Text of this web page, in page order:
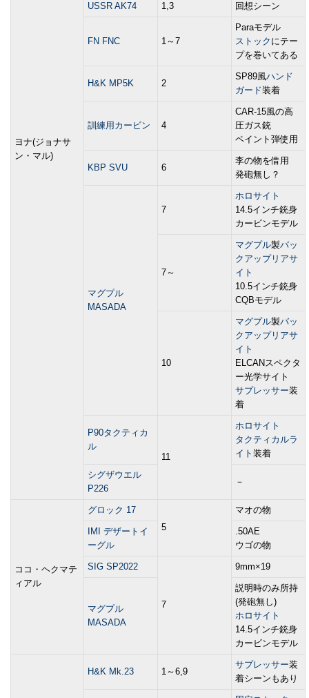
ヨナ(ジョナサ
ン・マル)
USSR AK74 1,3 回想シーン
FN FNC 1～7
Paraモデル
ストック にテー
プを巻いてある
H&K MP5K 2
SP89風ハンド
ガード装着
訓練用カービン 4
CAR-15風の高
圧ガス銃
ペイント弾使用
KBP SVU 6
李の物を借用
発砲無し？
マグプル
MASADA
7
ホロサイト
14.5インチ銃身
カービンモデル
7～
マグプル製バッ
クアップリアサ
イト
10.5インチ銃身
CQBモデル
10
マグプル製バッ
クアップリアサ
イト
ELCANスペクタ
ー光学サイト
サプレッサー装
着
P90タクティカ
ル
11
ホロサイト
タクティカルラ
イト 装着
シグザウエル
P226
－
ココ・ヘクマテ
ィアル
グロック 17
5
マオの物
IMI デザートイ
ーグル
.50AE
ウゴの物
SIG SP2022
7
9mm×19
マグプル
MASADA
説明時のみ所持
(発砲無し)
ホロサイト
14.5インチ銃身
カービンモデル
H&K Mk.23 1～6,9
サプレッサー装
着シーンもあり